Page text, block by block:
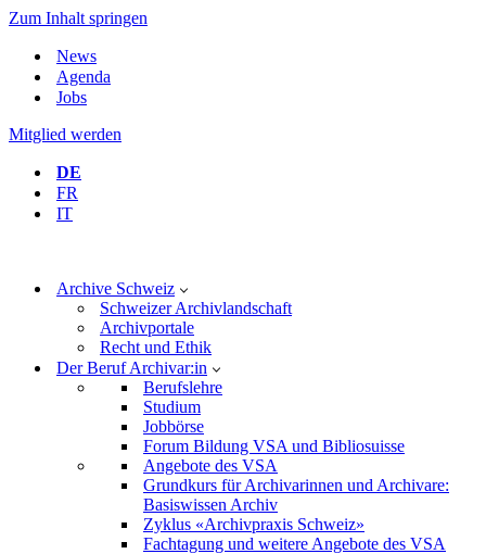
Zum Inhalt springen
News
Agenda
Jobs
Mitglied werden
DE
FR
IT
Archive Schweiz
Schweizer Archivlandschaft
Archivportale
Recht und Ethik
Der Beruf Archivar:in
Berufslehre
Studium
Jobbörse
Forum Bildung VSA und Bibliosuisse
Angebote des VSA
Grundkurs für Archivarinnen und Archivare:
Basiswissen Archiv
Zyklus «Archivpraxis Schweiz»
Fachtagung und weitere Angebote des VSA